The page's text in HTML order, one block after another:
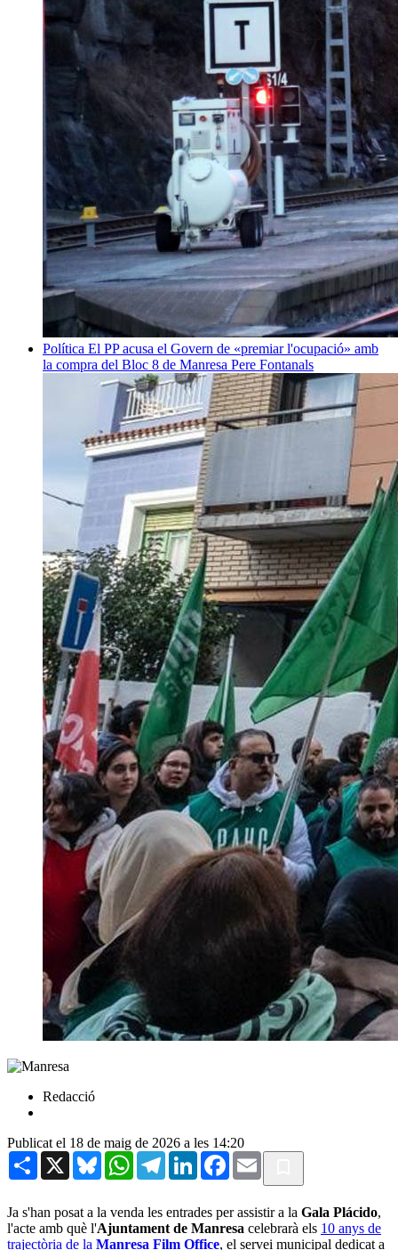
Política El PP acusa el Govern de «premiar l'ocupació» amb
la compra del Bloc 8 de Manresa Pere Fontanals
Redacció
Publicat el 18 de maig de 2026 a les 14:20
Share X BlueskyWhatsAppTelegramLinkedInFacebook
Email
Ja s'han posat a la venda les entrades per assistir a la Gala Plácido,
l'acte amb què l'Ajuntament de Manresa celebrarà els 10 anys de
trajectòria de la Manresa Film Office, el servei municipal dedicat a